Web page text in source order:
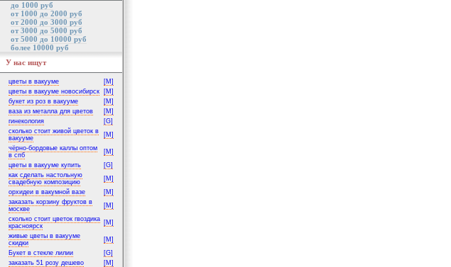
до 1000 руб
от 1000 до 2000 руб
от 2000 до 3000 руб
от 3000 до 5000 руб
от 5000 до 10000 руб
более 10000 руб
У нас ищут
цветы в вакууме
[M]
цветы в вакууме новосибирск
[M]
букет из роз в вакууме
[M]
ваза из металла для цветов
[M]
гинекология
[G]
сколько стоит живой цветок в
вакууме
[M]
чёрно-бордовые каллы оптом
в спб
[M]
цветы в вакууме купить
[G]
как сделать настольную
свадебную композицию
[M]
орхидеи в вакумной вазе
[M]
заказать корзину фруктов в
москве
[M]
сколько стоит цветок гвоздика
красноярск
[M]
живые цветы в вакууме
скидки
[M]
Букет в стекле лилии
[G]
заказать 51 розу дешево
[M]